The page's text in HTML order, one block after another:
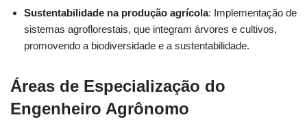
Sustentabilidade na produção agrícola: Implementação de
sistemas agroflorestais, que integram árvores e cultivos,
promovendo a biodiversidade e a sustentabilidade.
Áreas de Especialização do
Engenheiro Agrônomo